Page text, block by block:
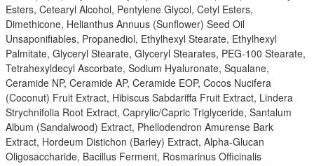
Esters, Cetearyl Alcohol, Pentylene Glycol, Cetyl Esters,
Dimethicone, Helianthus Annuus (Sunflower) Seed Oil
Unsaponifiables, Propanediol, Ethylhexyl Stearate, Ethylhexyl
Palmitate, Glyceryl Stearate, Glyceryl Stearates, PEG-100 Stearate,
Tetrahexyldecyl Ascorbate, Sodium Hyaluronate, Squalane,
Ceramide NP, Ceramide AP, Ceramide EOP, Cocos Nucifera
(Coconut) Fruit Extract, Hibiscus Sabdariffa Fruit Extract, Lindera
Strychnifolia Root Extract, Caprylic/Capric Triglyceride, Santalum
Album (Sandalwood) Extract, Phellodendron Amurense Bark
Extract, Hordeum Distichon (Barley) Extract, Alpha-Glucan
Oligosaccharide, Bacillus Ferment, Rosmarinus Officinalis